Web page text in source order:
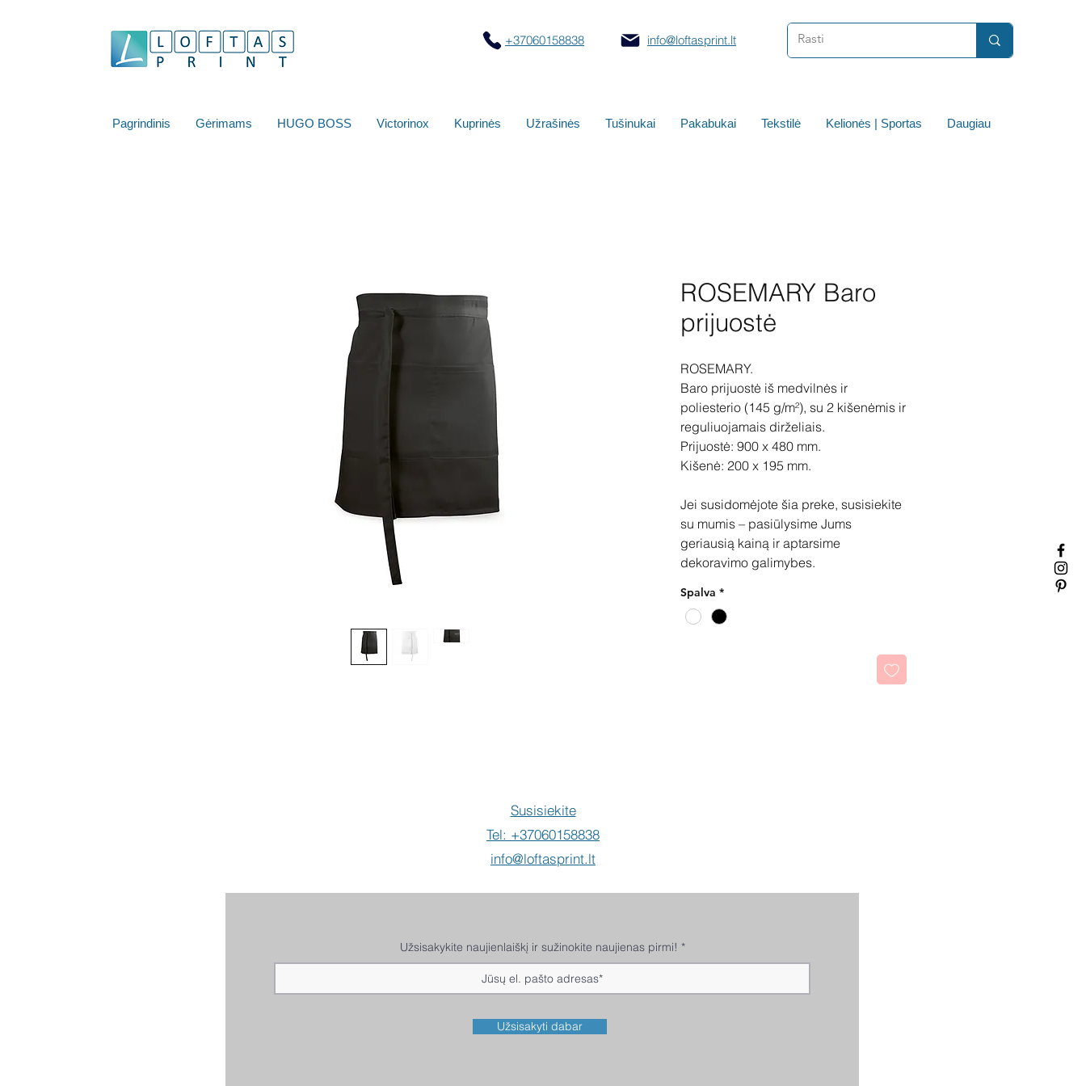
+37060158838 info@loftasprint.lt
Pagrindinis Gėrimams HUGO BOSS Victorinox Kuprinės Užrašinės Tušinukai Pakabukai Tekstilė Kelionės | Sportas Daugiau
ROSEMARY Baro
prijuostė
ROSEMARY.
Baro prijuostė iš medvilnės ir
poliesterio (145 g/m²), su 2 kišenėmis ir
reguliuojamais dirželiais.
Prijuostė: 900 x 480 mm.
Kišenė: 200 x 195 mm.
Jei susidomėjote šia preke, susisiekite
su mumis – pasiūlysime Jums
geriausią kainą ir aptarsime
dekoravimo galimybes.
Spalva *
Susisiekite
Tel: +37060158838
info@loftasprint.lt
Užsisakykite naujienlaiškį ir sužinokite naujienas pirmi!
Užsisakyti dabar